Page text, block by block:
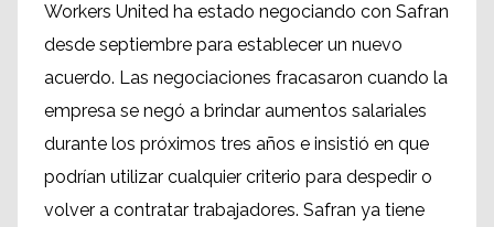
Workers United ha estado negociando con Safran
desde septiembre para establecer un nuevo
acuerdo. Las negociaciones fracasaron cuando la
empresa se negó a brindar aumentos salariales
durante los próximos tres años e insistió en que
podrían utilizar cualquier criterio para despedir o
volver a contratar trabajadores. Safran ya tiene